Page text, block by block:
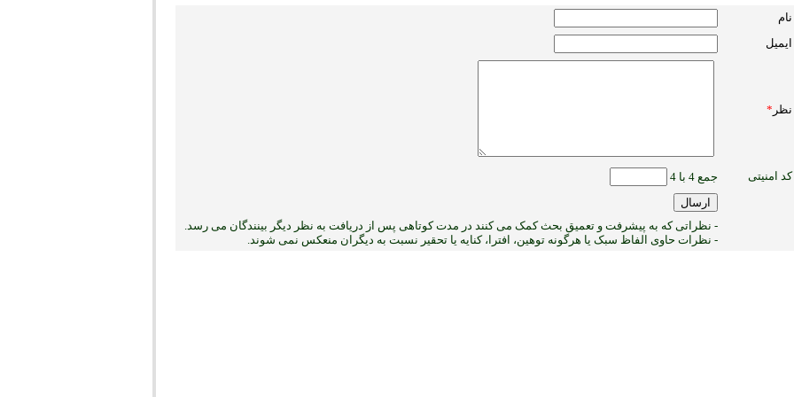
نام
ایمیل
نظر *
کد امنیتی جمع 4 با 4
- نظراتی که به پیشرفت و تعمیق بحث کمک می کنند در مدت کوتاهی پس از دریافت به نظر دیگر بینندگان می رسد.
- نظرات حاوی الفاظ سبک یا هرگونه توهین، افترا، کنایه یا تحقیر نسبت به دیگران منعکس نمی ‏شوند.